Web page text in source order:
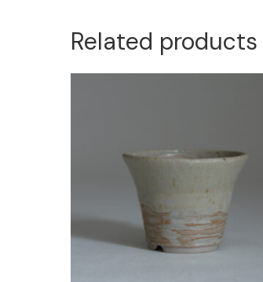
Related products